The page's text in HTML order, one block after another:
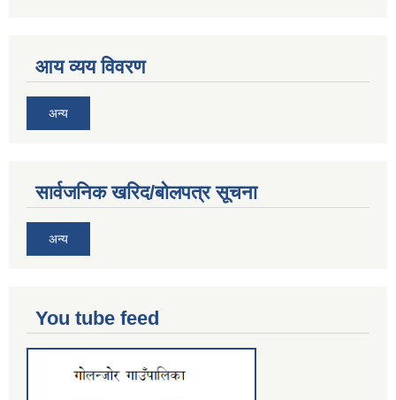
आय व्यय विवरण
अन्य
सार्वजनिक खरिद/बोलपत्र सूचना
अन्य
You tube feed